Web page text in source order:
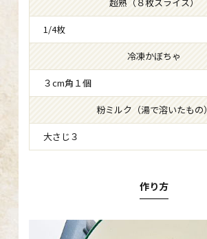
1/4枚
冷凍かぼちゃ
３cm角１個
粉ミルク（湯で溶いたもの）
大さじ３
作り方